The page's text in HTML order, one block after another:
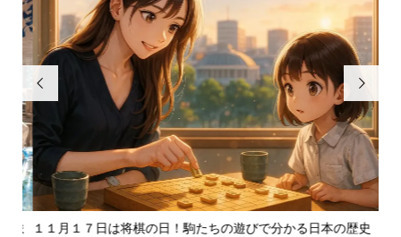

１１月１７日は将棋の日！駒たちの遊びで分かる日本の歴史
